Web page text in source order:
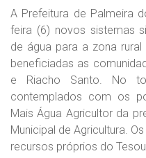
A Prefeitura de Palmeira
feira (6) novos sistemas
de água para a zona
beneficiadas as
e Riacho Santo. No
contemplados com os
Mais Água Agricultor da
Municipal de Agricultura.
recursos próprios do